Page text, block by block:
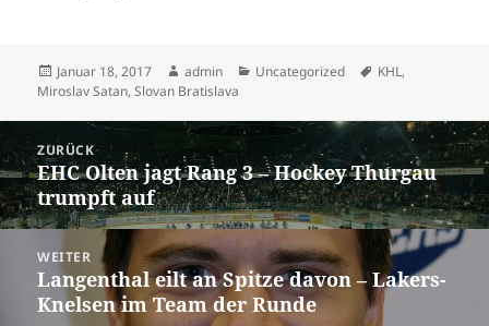
Veröffentlicht
am
Januar 18, 2017 Autor
admin Kategorien
Uncategorized Schlagwörter
KHL,
Miroslav Satan,Slovan Bratislava
Beitrags-
Navigation
ZURÜCK
Vorheriger
Beitrag:
EHC Olten jagt Rang 3 – Hockey Thurgau
trumpft auf
WEITER
Nächster
Beitrag:
Langenthal eilt an Spitze davon – Lakers-
Knelsen im Team der Runde